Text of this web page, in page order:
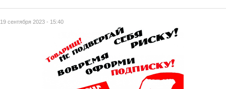
19 сентября 2023 - 15:40